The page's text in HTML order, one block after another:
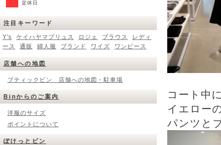
定休日
注目キーワード
Y's
ケイハヤマプリュス ロジェ ブラウス
レディ
ース
通販 婦人服 ブランド ワイズ ワンピース
店舗への地図
ブティックビン 店舗への地図・駐車場
Binからのご案内
洋服のサイズ
ポイントについて
ぽけっとビン
コート中
イエロー
パンツと